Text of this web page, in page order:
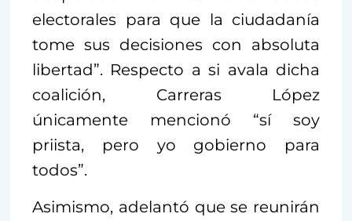
electorales para que la ciudadanía
tome sus decisiones con absoluta
libertad”. Respecto a si avala dicha
coalición, Carreras López
únicamente mencionó “sí soy
priista, pero yo gobierno para
todos”.
Asimismo, adelantó que se reunirán